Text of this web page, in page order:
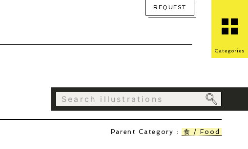
REQUEST
Categories
Parent Category : 食 / Food